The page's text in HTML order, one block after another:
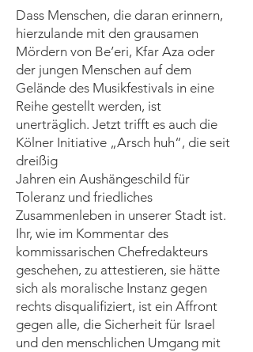
Dass Menschen, die daran erinnern,
hierzulande mit den grausamen
Mördern von Be’eri, Kfar Aza oder
der jungen Menschen auf dem
Gelände des Musikfestivals in eine
Reihe gestellt werden, ist
unerträglich. Jetzt trifft es auch die
Kölner Initiative „Arsch huh“, die seit
dreißig
Jahren ein Aushängeschild für
Toleranz und friedliches
Zusammenleben in unserer Stadt ist.
Ihr, wie im Kommentar des
kommissarischen Chefredakteurs
geschehen, zu attestieren, sie hätte
sich als moralische Instanz gegen
rechts disqualifiziert, ist ein Affront
gegen alle, die Sicherheit für Israel
und den menschlichen Umgang mit